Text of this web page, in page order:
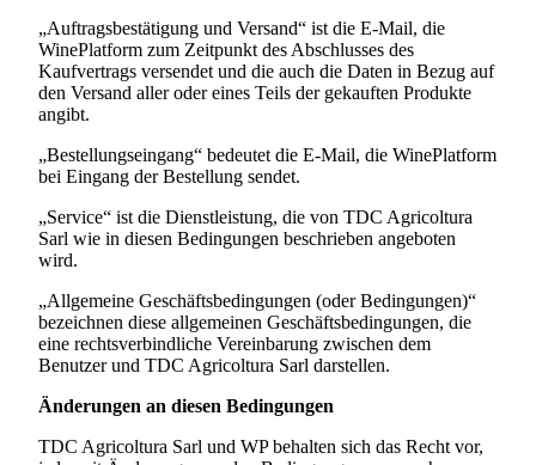
„Auftragsbestätigung und Versand“ ist die E-Mail, die
WinePlatform zum Zeitpunkt des Abschlusses des
Kaufvertrags versendet und die auch die Daten in Bezug auf
den Versand aller oder eines Teils der gekauften Produkte
angibt.
„Bestellungseingang“ bedeutet die E-Mail, die WinePlatform
bei Eingang der Bestellung sendet.
„Service“ ist die Dienstleistung, die von TDC Agricoltura
Sarl wie in diesen Bedingungen beschrieben angeboten
wird.
„Allgemeine Geschäftsbedingungen (oder Bedingungen)“
bezeichnen diese allgemeinen Geschäftsbedingungen, die
eine rechtsverbindliche Vereinbarung zwischen dem
Benutzer und TDC Agricoltura Sarl darstellen.
Änderungen an diesen Bedingungen
TDC Agricoltura Sarl und WP behalten sich das Recht vor,